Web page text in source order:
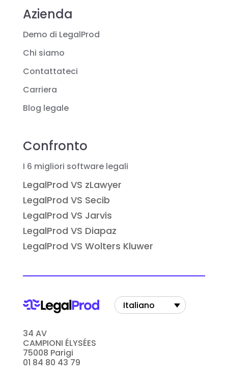
Azienda
Demo di LegalProd
Chi siamo
Contattateci
Carriera
Blog legale
Confronto
I 6 migliori software legali
LegalProd VS zLawyer
LegalProd VS Secib
LegalProd VS Jarvis
LegalProd VS Diapaz
LegalProd VS Wolters Kluwer
34 AV
CAMPIONI ÉLYSÉES
75008 Parigi
01 84 80 43 79
Italiano